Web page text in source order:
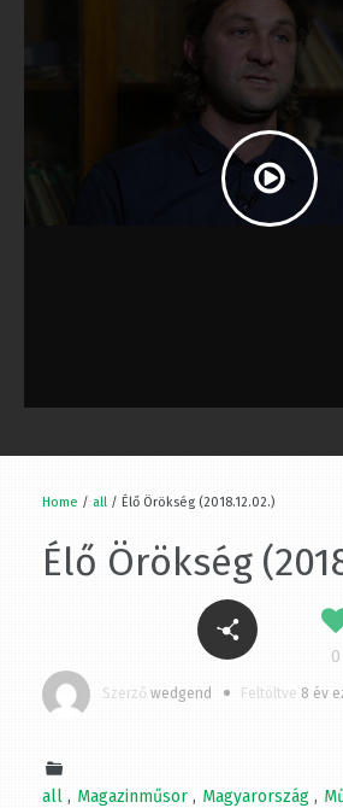
Home / all / Élő Örökség (2018.12.02.)
Élő Örökség
Szerző wedgend Feltöltve 8 év
all Magazinműsor Magyarország